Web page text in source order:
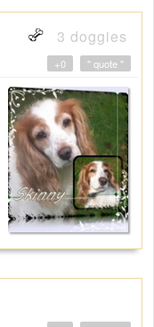
3 doggies
" quote "
+0